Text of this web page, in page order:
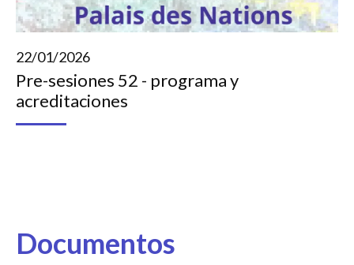
22/01/2026
Pre-sesiones 52 - programa y
acreditaciones
Documentos